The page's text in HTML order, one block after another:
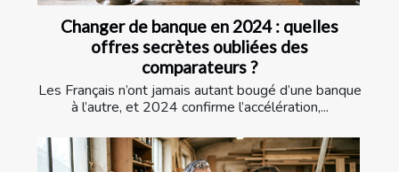
Changer de banque en 2024 : quelles
offres secrètes oubliées des
comparateurs ?
Les Français n’ont jamais autant bougé d’une banque
à l’autre, et 2024 confirme l’accélération,...